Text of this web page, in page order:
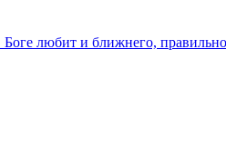
любит и ближнего,